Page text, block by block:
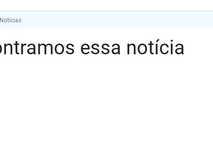
Notícias
essa notícia